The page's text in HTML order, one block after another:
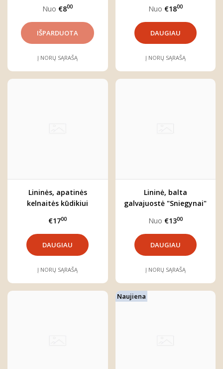
Nuo €800
Į NORŲ SĄRAŠĄ
Nuo €1800
DAUGIAU
Į NORŲ SĄRAŠĄ
Lininės, apatinės
kelnaitės kūdikiui
€1700
DAUGIAU
Į NORŲ SĄRAŠĄ
Lininė, balta
galvajuostė "Sniegynai"
Nuo €1300
DAUGIAU
Į NORŲ SĄRAŠĄ
Naujiena